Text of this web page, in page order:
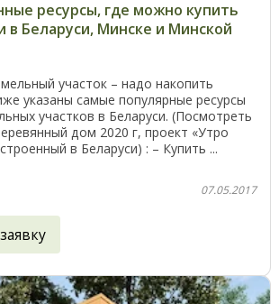
ресурсы, где можно купить
в Беларуси, Минске и Минской
участок – надо накопить
указаны самые популярные ресурсы
участков в Беларуси. (Посмотреть
дом 2020 г, проект «Утро
в Беларуси) : – Купить ...
07.05.2017